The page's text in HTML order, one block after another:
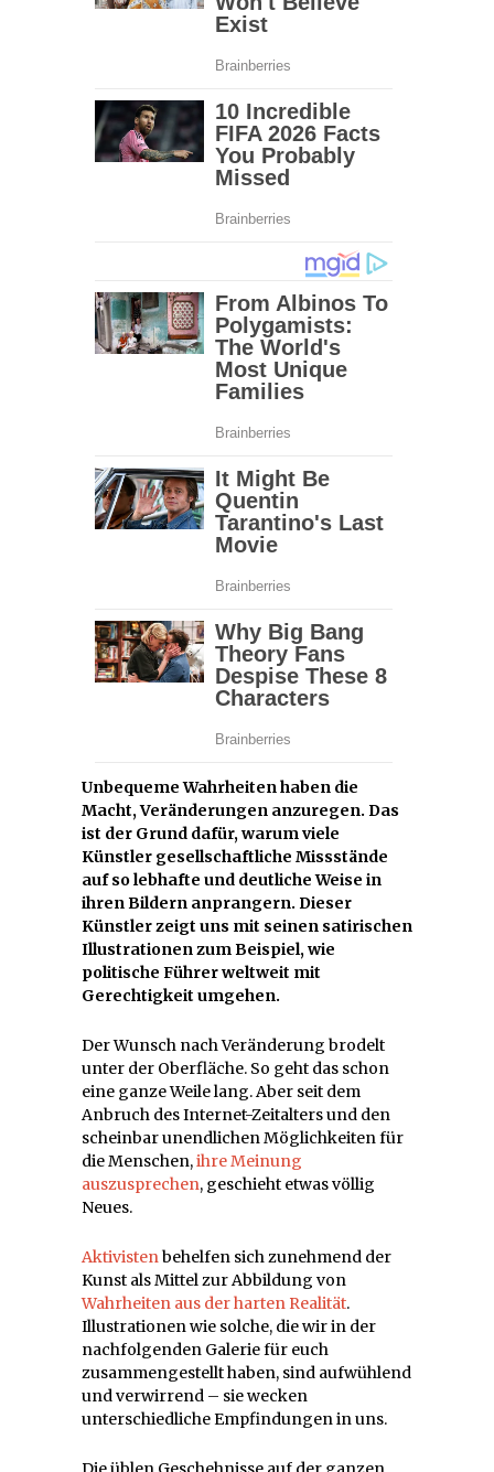
Unbequeme Wahrheiten haben die
Macht, Veränderungen anzuregen. Das
ist der Grund dafür, warum viele
Künstler gesellschaftliche Missstände
auf so lebhafte und deutliche Weise in
ihren Bildern anprangern. Dieser
Künstler zeigt uns mit seinen satirischen
Illustrationen zum Beispiel, wie
politische Führer weltweit mit
Gerechtigkeit umgehen.
Der Wunsch nach Veränderung brodelt
unter der Oberfläche. So geht das schon
eine ganze Weile lang. Aber seit dem
Anbruch des Internet-Zeitalters und den
scheinbar unendlichen Möglichkeiten für
die Menschen,ihre Meinung
auszusprechen, geschieht etwas völlig
Neues.
Aktivistenbehelfen sich zunehmend der
Kunst als Mittel zur Abbildung von
Wahrheiten aus der harten Realität.
Illustrationen wie solche, die wir in der
nachfolgenden Galerie für euch
zusammengestellt haben, sind aufwühlend
und verwirrend – sie wecken
unterschiedliche Empfindungen in uns.